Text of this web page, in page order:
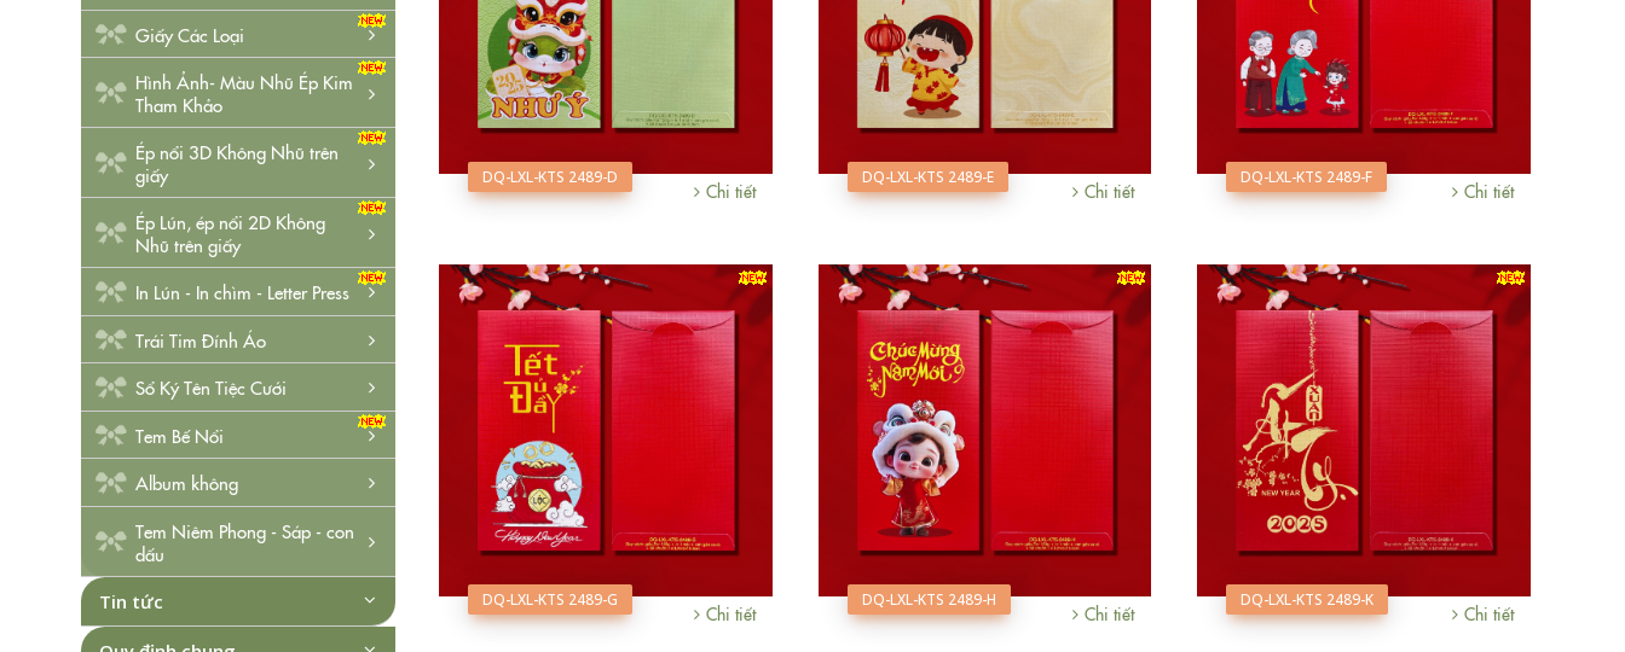
DQ-LXL-KTS 2489-D
Chi tiết
DQ-LXL-KTS 2489-E
Chi tiết
DQ-LXL-KTS 2489-F
Chi tiết
DQ-LXL-KTS 2489-G
Chi tiết
DQ-LXL-KTS 2489-H
Chi tiết
DQ-LXL-KTS 2489-K
Chi tiết
Giấy Các Loại
Hình Ảnh- Màu Nhũ Ép Kim
Tham Khảo
Ép nổi 3D Không Nhũ trên
giấy
Ép Lún, ép nổi 2D Không
Nhũ trên giấy
In Lún - In chìm - Letter Press
Trái Tim Đính Áo
Sổ Ký Tên Tiệc Cưới
Tem Bế Nổi
Album không
Tem Niêm Phong - Sáp - con
dấu
Tin tức